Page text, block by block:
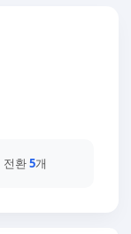
전환5개